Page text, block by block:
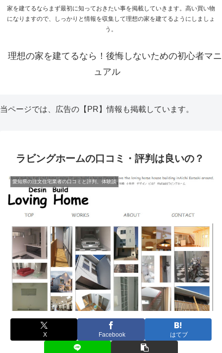
家を建てるならまず最初に知っておきたい事を掲載していきます。高い買い物
になりますので、しっかりと情報を収集して理想の家を建てるようにしましょ
う。
理想の家を建てるなら！後悔しないための初心者マニ
ュアル
当ページでは、広告の【PR】情報も掲載しています。
ラビングホームの口コミ・評判は良いの？
愛知県の注文住宅業者の口コミと評判、体験談
X Facebook はてブ